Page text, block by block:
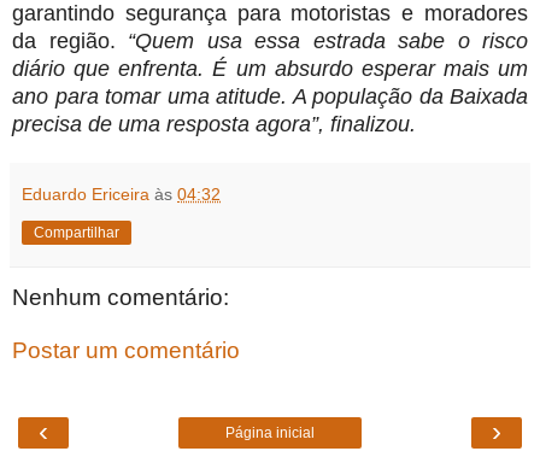
garantindo segurança para motoristas e moradores
da região. “Quem usa essa estrada sabe o risco
diário que enfrenta. É um absurdo esperar mais um
ano para tomar uma atitude. A população da Baixada
precisa de uma resposta agora”, finalizou.
Eduardo Ericeira às 04:32
Compartilhar
Nenhum comentário:
Postar um comentário
‹ ›
Página inicial